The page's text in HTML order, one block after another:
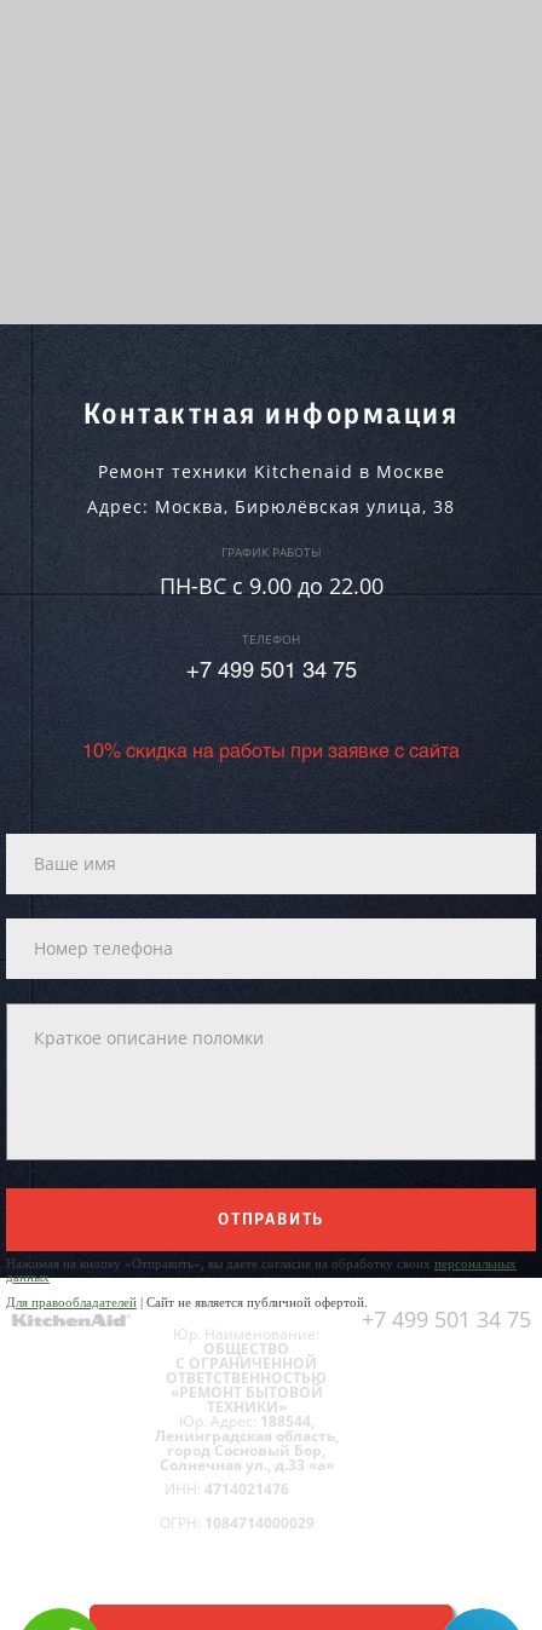
Контактная информация
Ремонт техники Kitchenaid в Москве
Адрес: Москва, Бирюлёвская улица, 38
ГРАФИК РАБОТЫ
ПН-ВC c 9.00 до 22.00
ТЕЛЕФОН
+7 499 501 34 75
10% скидка на работы при заявке с сайта
ОТПРАВИТЬ
Нажимая на кнопку «Отправить», вы даете согласие на обработку своих персональных
данных
Для правообладателей | Сайт не является публичной офертой.
+7 499 501 34 75
Юр. Наименование:
ОБЩЕСТВО
С ОГРАНИЧЕННОЙ
ОТВЕТСТВЕННОСТЬЮ
«РЕМОНТ БЫТОВОЙ
ТЕХНИКИ»
Юр. Адрес: 188544,
Ленинградская область,
город Сосновый Бор,
Солнечная ул., д.33 «а»
ИНН: 4714021476
ОГРН: 1084714000029